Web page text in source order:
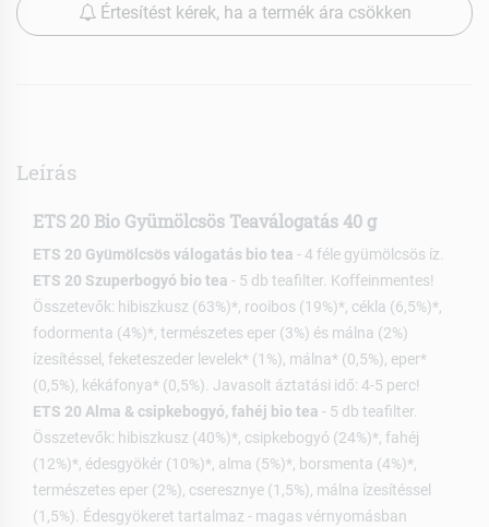
Értesítést kérek, ha a termék ára csökken
Leírás
ETS 20 Bio Gyümölcsös Teaválogatás 40 g
ETS 20 Gyümölcsös válogatás bio tea - 4 féle gyümölcsös íz.
ETS 20 Szuperbogyó bio tea - 5 db teafilter. Koffeinmentes!
Összetevők: hibiszkusz (63%)*, rooibos (19%)*, cékla (6,5%)*,
fodormenta (4%)*, természetes eper (3%) és málna (2%)
ízesítéssel, feketeszeder levelek* (1%), málna* (0,5%), eper*
(0,5%), kékáfonya* (0,5%). Javasolt áztatási idő: 4-5 perc!
ETS 20 Alma & csipkebogyó, fahéj bio tea - 5 db teafilter.
Összetevők: hibiszkusz (40%)*, csipkebogyó (24%)*, fahéj
(12%)*, édesgyökér (10%)*, alma (5%)*, borsmenta (4%)*,
természetes eper (2%), cseresznye (1,5%), málna ízesítéssel
(1,5%). Édesgyökeret tartalmaz - magas vérnyomásban